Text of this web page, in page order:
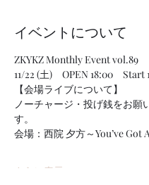
イベントについて
ZKYKZ Monthly Event vol.89
11/22 (土)　OPEN 18:00　Start
【会場ライブについて】
ノーチャージ・投げ銭をお願
す。
会場：西院 夕方～You’ve Got
さらに表示